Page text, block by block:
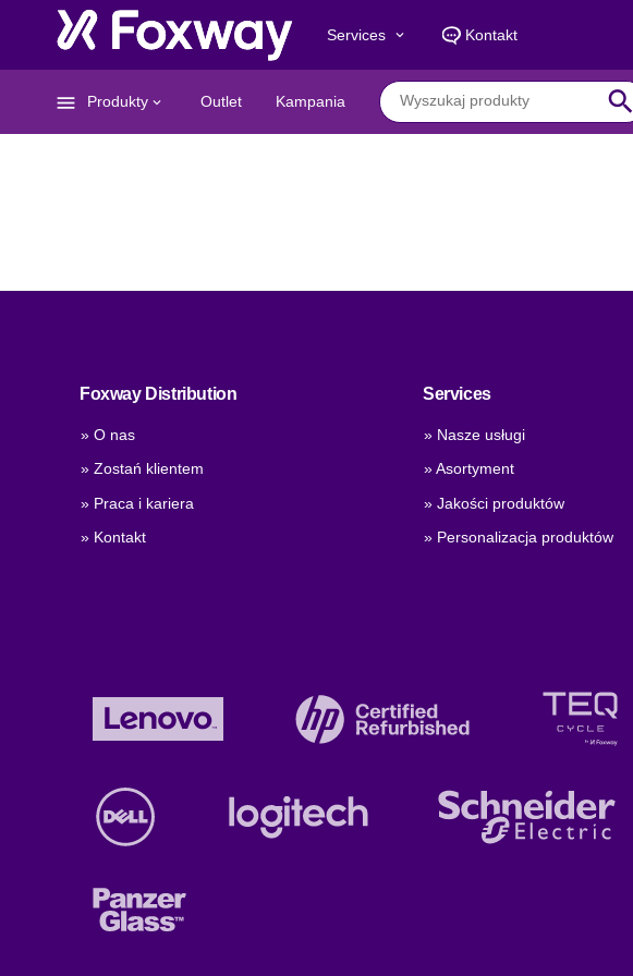
Services keyboard_arrow_down Kontakt
menu Produkty keyboard_arrow_down Outlet Kampania search
Foxway Distribution
» O nas
» Zostań klientem
» Praca i kariera
» Kontakt
Services
» Nasze usługi
» Asortyment
» Jakości produktów
» Personalizacja produktów